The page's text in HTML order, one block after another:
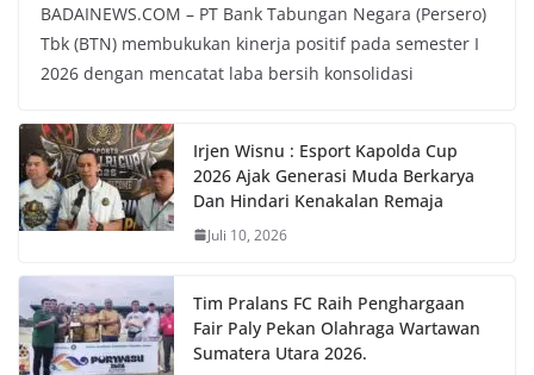
BADAINEWS.COM – PT Bank Tabungan Negara (Persero)
Tbk (BTN) membukukan kinerja positif pada semester I
2026 dengan mencatat laba bersih konsolidasi
Irjen Wisnu : Esport Kapolda Cup
2026 Ajak Generasi Muda Berkarya
Dan Hindari Kenakalan Remaja
Juli 10, 2026
Tim Pralans FC Raih Penghargaan
Fair Paly Pekan Olahraga Wartawan
Sumatera Utara 2026.